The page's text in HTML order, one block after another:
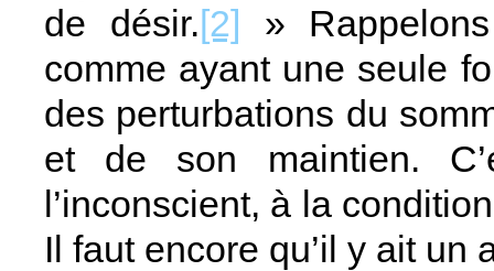
de désir.[2] »
comme ayant une seule
des perturbations du
et de son maintien.
l’inconscient, à la
Il faut encore qu’il y ait un